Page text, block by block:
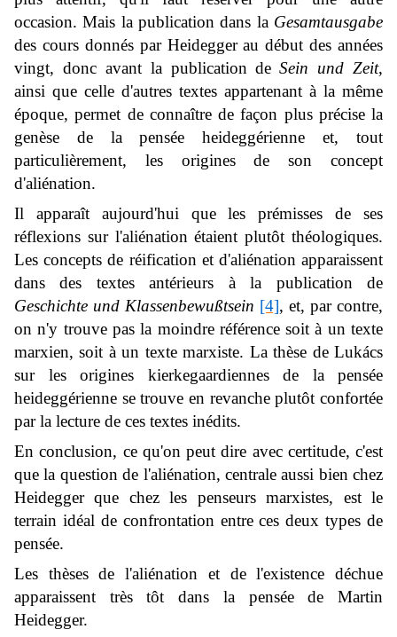
occasion. Mais la publication dans la Gesamtausgabe
des cours donnés par Heidegger au début des années
vingt, donc avant la publication de Sein und Zeit,
ainsi que celle d'autres textes appartenant à la même
époque, permet de connaître de façon plus précise la
genèse de la pensée heideggérienne et, tout
particulièrement, les origines de son concept
d'aliénation.
Il apparaît aujourd'hui que les prémisses de ses
réflexions sur l'aliénation étaient plutôt théologiques.
Les concepts de réification et d'aliénation apparaissent
dans des textes antérieurs à la publication de
Geschichte und Klassenbewußtsein [4], et, par contre,
on n'y trouve pas la moindre référence soit à un texte
marxien, soit à un texte marxiste. La thèse de Lukács
sur les origines kierkegaardiennes de la pensée
heideggérienne se trouve en revanche plutôt confortée
par la lecture de ces textes inédits.
En conclusion, ce qu'on peut dire avec certitude, c'est
que la question de l'aliénation, centrale aussi bien chez
Heidegger que chez les penseurs marxistes, est le
terrain idéal de confrontation entre ces deux types de
pensée.
Les thèses de l'aliénation et de l'existence déchue
apparaissent très tôt dans la pensée de Martin
Heidegger.